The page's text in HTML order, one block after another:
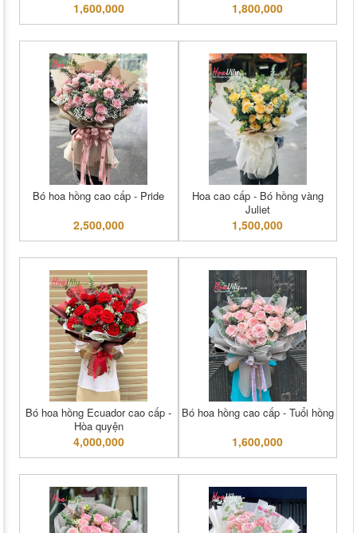
1,600,000 1,800,000
Bó hoa hồng cao cấp - Pride
2,500,000
Hoa cao cấp - Bó hồng vàng
Juliet
1,500,000
Bó hoa hồng Ecuador cao cấp -
Hòa quyện
4,000,000
Bó hoa hồng cao cấp - Tuổi hồng
1,600,000